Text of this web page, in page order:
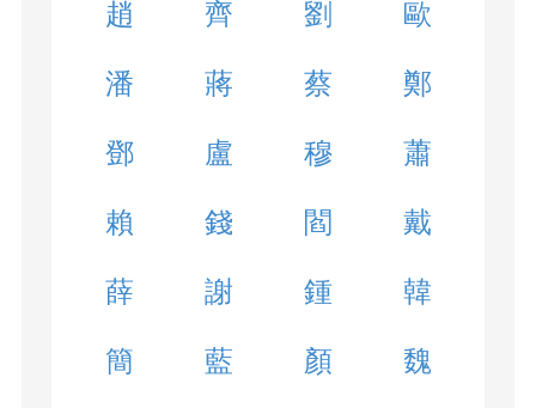
趙 齊 劉 歐
潘 蔣 蔡 鄭
鄧 盧 穆 蕭
賴 錢 閻 戴
薛 謝 鍾 韓
簡 藍 顏 魏